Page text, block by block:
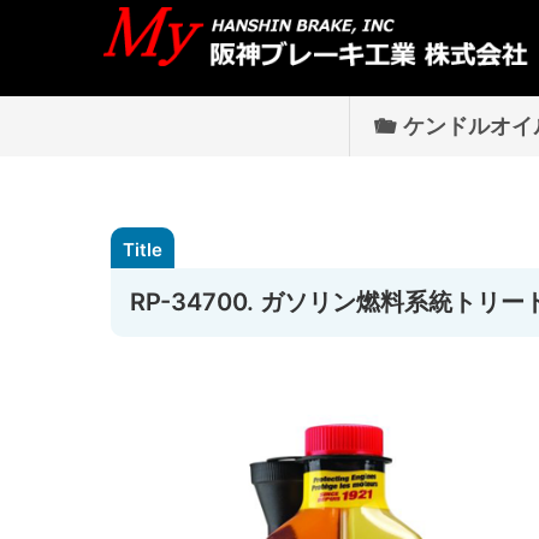
ケンドルオイ
RP-34700. ガソリン燃料系統トリー